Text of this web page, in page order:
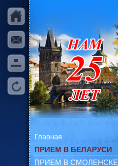
Главная
ПРИЕМ В БЕЛАРУСИ
ПРИЕМ В СМОЛЕНСКЕ